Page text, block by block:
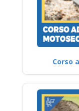
Corso